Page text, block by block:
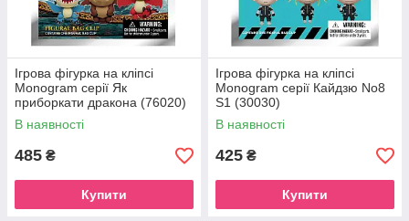
Ігрова фігурка на кліпсі
Monogram серії Як
приборкати дракона (76020)
В наявності
485 ₴
Купити
Ігрова фігурка на кліпсі
Monogram серії Кайдзю No8
S1 (30030)
В наявності
425 ₴
Купити